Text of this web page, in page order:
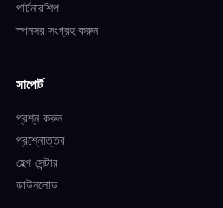
পার্টনারশিপ
স্পনসর সংগ্রহ করুন
সাপোর্ট
প্রশ্ন করুন
প্রশ্নোত্তর
হেল্প সেন্টার
ডাউনলোড